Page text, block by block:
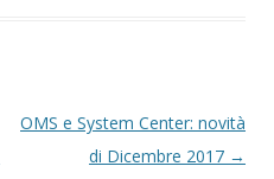
OMS e System Center: novità
di Dicembre 2017 →